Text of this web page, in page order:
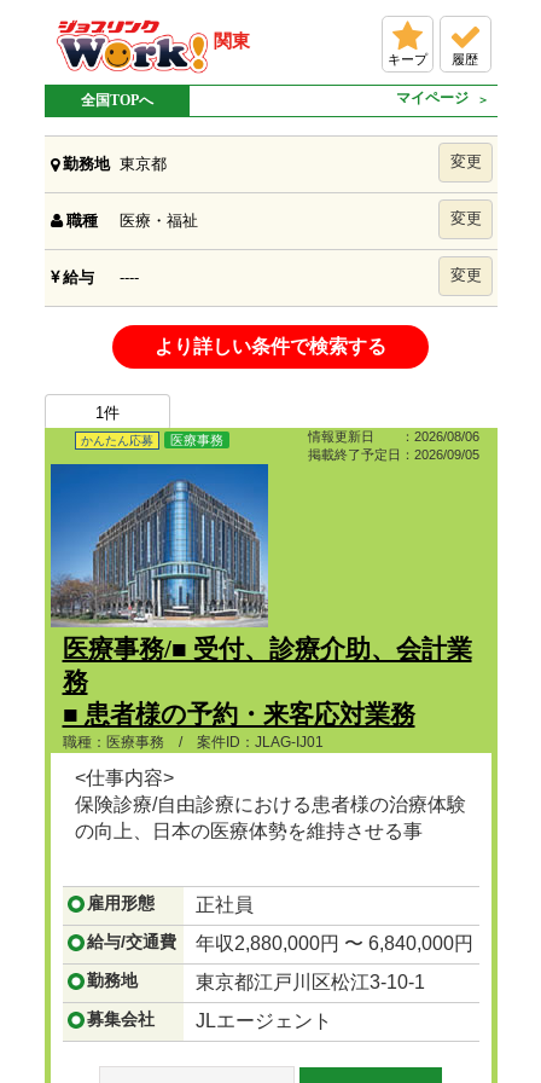
関東
キープ 履歴
全国TOPへ マイページ
勤務地 東京都 変更
職種 医療・福祉 変更
給与 ---- 変更
より詳しい条件で検索する
1件
情報更新日 ：2026/08/06
掲載終了予定日：2026/09/05
かんたん応募 医療事務
医療事務/■ 受付、診療介助、会計業
務
■ 患者様の予約・来客応対業務
■ カルテ作成、レセプトの請求処理
などのPC業務
職種：医療事務 / 案件ID：JLAG-IJ01
<仕事内容>
保険診療/自由診療における患者様の治療体験
の向上、日本の医療体勢を維持させる事
...つづきを見る
雇用形態 正社員
給与/交通費 年収2,880,000円 〜 6,840,000円
勤務地 東京都江戸川区松江3-10-1
募集会社 JLエージェント